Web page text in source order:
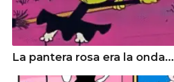
La pantera rosa era la onda...